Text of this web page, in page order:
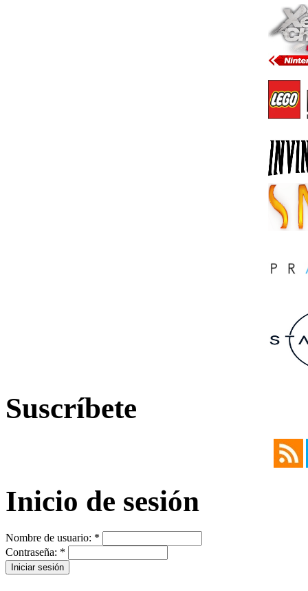
Suscríbete
Inicio de sesión
Nombre de usuario: *
Contraseña: *